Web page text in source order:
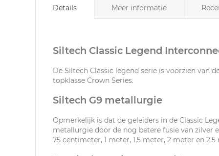
Details
Siltech Classic Legend
De Siltech Classic legend serie is voorzien van
topklasse Crown Series.
Siltech G9 metallurgie
Opmerkelijk is dat de geleiders in de Classic
metallurgie door de nog betere fusie van zilver
75 centimeter, 1 meter, 1,5 meter, 2 meter en
Meer informatie